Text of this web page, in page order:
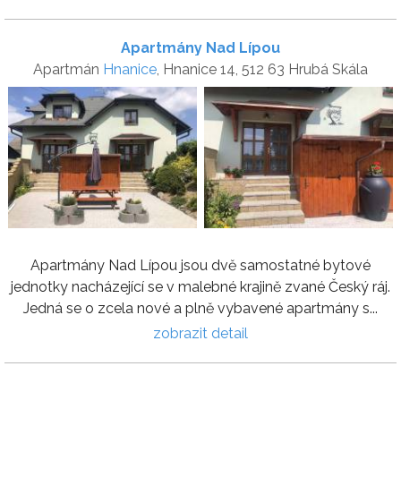
Apartmány Nad Lípou
Apartmán Hnanice, Hnanice 14, 512 63 Hrubá Skála
Apartmány Nad Lípou jsou dvě samostatné bytové
jednotky nacházející se v malebné krajině zvané Český ráj.
Jedná se o zcela nové a plně vybavené apartmány s...
zobrazit detail